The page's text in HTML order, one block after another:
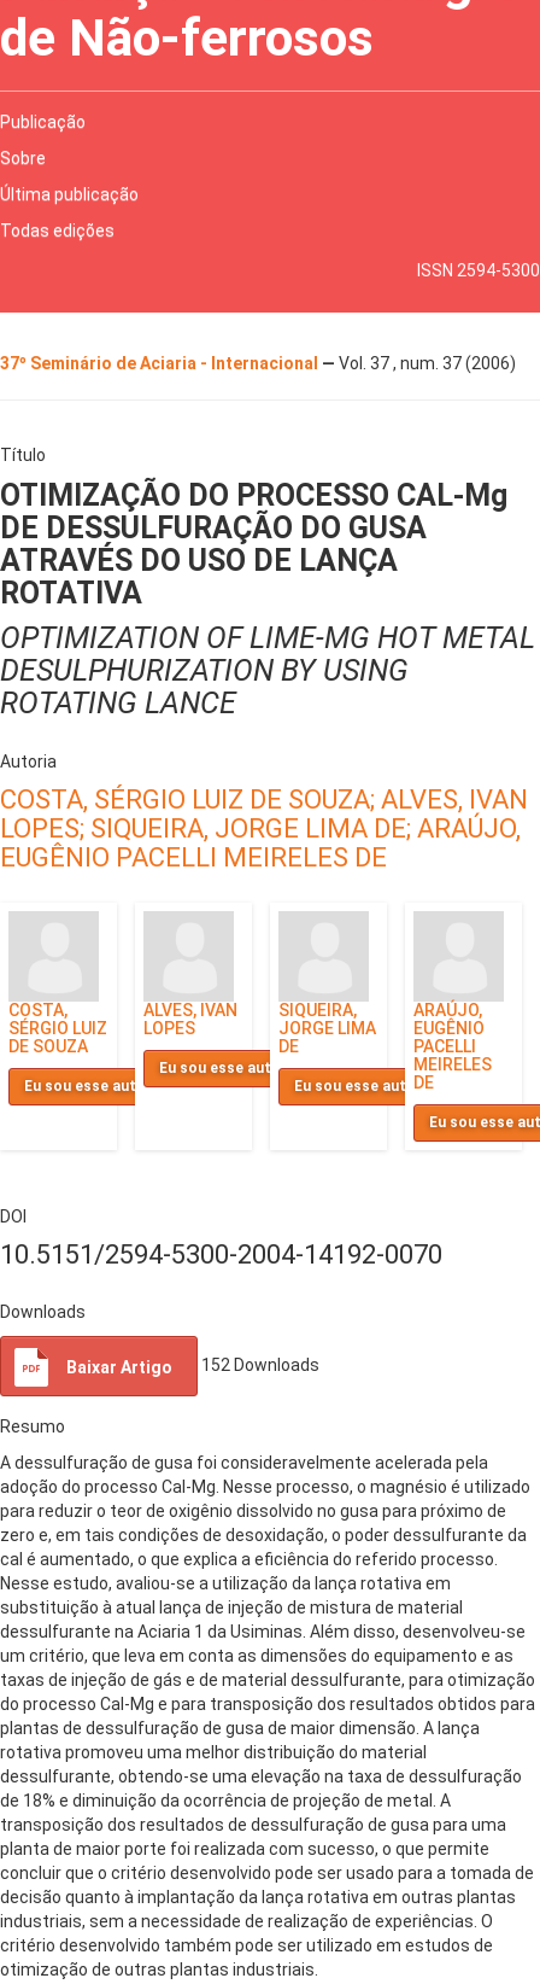
de Não-ferrosos
Publicação
Sobre
Última publicação
Todas edições
ISSN 2594-5300
37º Seminário de Aciaria - Internacional — Vol. 37 , num. 37 (2006)
Título
OTIMIZAÇÃO DO PROCESSO CAL-Mg
DE DESSULFURAÇÃO DO GUSA
ATRAVÉS DO USO DE LANÇA
ROTATIVA
OPTIMIZATION OF LIME-MG HOT METAL
DESULPHURIZATION BY USING
ROTATING LANCE
Autoria
COSTA, SÉRGIO LUIZ DE SOUZA; ALVES, IVAN
LOPES; SIQUEIRA, JORGE LIMA DE; ARAÚJO,
EUGÊNIO PACELLI MEIRELES DE
COSTA,
SÉRGIO LUIZ
DE SOUZA
Eu sou esse autor
ALVES, IVAN
LOPES
Eu sou esse autor
SIQUEIRA,
JORGE LIMA
DE
Eu sou esse autor
ARAÚJO,
EUGÊNIO
PACELLI
MEIRELES
DE
Eu sou esse
DOI
10.5151/2594-5300-2004-14192-0070
Downloads
Baixar Artigo 152 Downloads
Resumo
A dessulfuração de gusa foi consideravelmente acelerada pela
adoção do processo Cal-Mg. Nesse processo, o magnésio é utilizado
para reduzir o teor de oxigênio dissolvido no gusa para próximo de
zero e, em tais condições de desoxidação, o poder dessulfurante da
cal é aumentado, o que explica a eficiência do referido processo.
Nesse estudo, avaliou-se a utilização da lança rotativa em
substituição à atual lança de injeção de mistura de material
dessulfurante na Aciaria 1 da Usiminas. Além disso, desenvolveu-se
um critério, que leva em conta as dimensões do equipamento e as
taxas de injeção de gás e de material dessulfurante, para otimização
do processo Cal-Mg e para transposição dos resultados obtidos para
plantas de dessulfuração de gusa de maior dimensão. A lança
rotativa promoveu uma melhor distribuição do material
dessulfurante, obtendo-se uma elevação na taxa de dessulfuração
de 18% e diminuição da ocorrência de projeção de metal. A
transposição dos resultados de dessulfuração de gusa para uma
planta de maior porte foi realizada com sucesso, o que permite
concluir que o critério desenvolvido pode ser usado para a tomada de
decisão quanto à implantação da lança rotativa em outras plantas
industriais, sem a necessidade de realização de experiências. O
critério desenvolvido também pode ser utilizado em estudos de
otimização de outras plantas industriais.